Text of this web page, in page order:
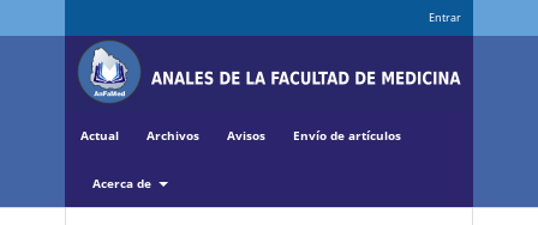
Actual Archivos Avisos Envío de artículos
Acerca de
Entrar